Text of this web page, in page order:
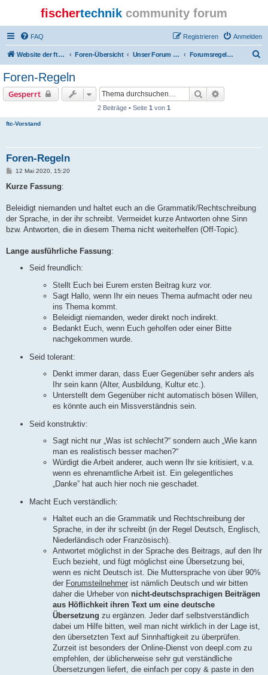
fischertechnik community forum
FAQ Anmelden
Registrieren
Website der ftcommunity Foren-Übersicht Unser Forum - our board Forumsregeln - board rules
Foren-Regeln
Gesperrt Suche
2 Beiträge • Seite 1 von 1
ftc-Vorstand
Foren-Regeln
B
i
a
12 Mai 2020, 15:20
Kurze Fassung:
Beleidigt niemanden und haltet euch an die Grammatik/Rechtschreibung
der Sprache, in der ihr schreibt. Vermeidet kurze Antworten ohne Sinn
bzw. Antworten, die in diesem Thema nicht weiterhelfen (Off-Topic).
Lange ausführliche Fassung:
Seid freundlich:
Stellt Euch bei Eurem ersten Beitrag kurz vor.
Sagt Hallo, wenn Ihr ein neues Thema aufmacht oder neu
ins Thema kommt.
Beleidigt niemanden, weder direkt noch indirekt.
Bedankt Euch, wenn Euch geholfen oder einer Bitte
nachgekommen wurde.
Seid tolerant:
Denkt immer daran, dass Euer Gegenüber sehr anders als
Ihr sein kann (Alter, Ausbildung, Kultur etc.).
Unterstellt dem Gegenüber nicht automatisch bösen Willen,
es könnte auch ein Missverständnis sein.
Seid konstruktiv:
Sagt nicht nur „Was ist schlecht?“ sondern auch „Wie kann
man es realistisch besser machen?“
Würdigt die Arbeit anderer, auch wenn Ihr sie kritisiert, v.a.
wenn es ehrenamtliche Arbeit ist. Ein gelegentliches
„Danke” hat auch hier noch nie geschadet.
Macht Euch verständlich:
Haltet euch an die Grammatik und Rechtschreibung der
Sprache, in der ihr schreibt (in der Regel Deutsch, Englisch,
Niederländisch oder Französisch).
Antwortet möglichst in der Sprache des Beitrags, auf den Ihr
Euch bezieht, und fügt möglichst eine Übersetzung bei,
wenn es nicht Deutsch ist. Die Muttersprache von über 90%
der Forumsteilnehmer ist nämlich Deutsch und wir bitten
daher die Urheber von nicht-deutschsprachigen Beiträgen
aus Höflichkeit ihren Text um eine deutsche
Übersetzung zu ergänzen. Jeder darf selbstverständlich
dabei um Hilfe bitten, weil man nicht wirklich in der Lage ist,
den übersetzten Text auf Sinnhaftigkeit zu überprüfen.
Zurzeit ist besonders der Online-Dienst von deepl.com zu
empfehlen, der üblicherweise sehr gut verständliche
Übersetzungen liefert, die einfach per copy & paste in den